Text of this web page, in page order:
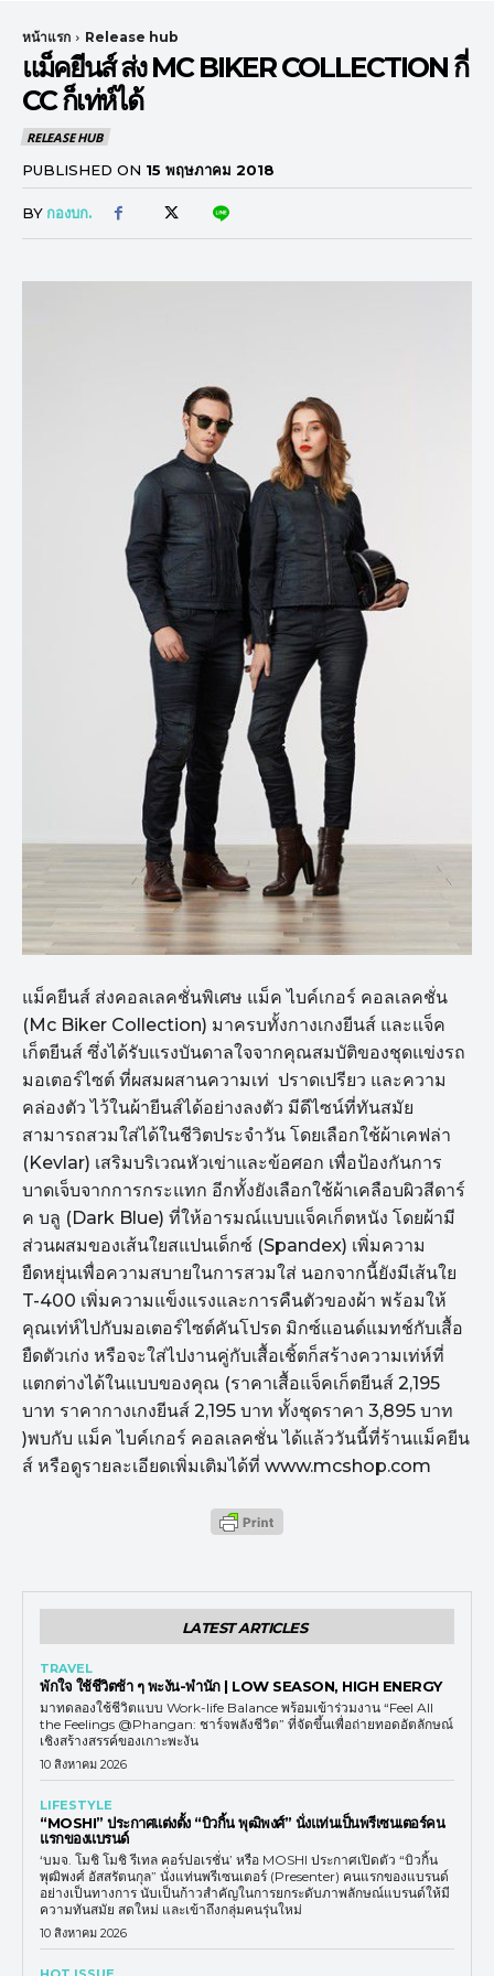
หน้าแรก Release hub
แม็คยีนส์ ส่ง MC BIKER COLLECTION กี่
CC ก็เท่ห์ได้
RELEASE HUB
PUBLISHED ON 15 พฤษภาคม 2018
BY กองบก.
แม็คยีนส์ ส่งคอลเลคชั่นพิเศษ แม็ค ไบค์เกอร์ คอลเลคชั่น
(Mc Biker Collection) มาครบทั้งกางเกงยีนส์ และแจ็ค
เก็ตยีนส์ ซึ่งได้รับแรงบันดาลใจจากคุณสมบัติของชุดแข่งรถ
มอเตอร์ไซต์ ที่ผสมผสานความเท่ ปราดเปรียว และความ
คล่องตัว ไว้ในผ้ายีนส์ได้อย่างลงตัว มีดีไซน์ที่ทันสมัย
สามารถสวมใส่ได้ในชีวิตประจำวัน โดยเลือกใช้ผ้าเคฟล่า
(Kevlar) เสริมบริเวณหัวเข่าและข้อศอก เพื่อป้องกันการ
บาดเจ็บจากการกระแทก อีกทั้งยังเลือกใช้ผ้าเคลือบผิวสีดาร์
ค บลู (Dark Blue) ที่ให้อารมณ์แบบแจ็คเก็ตหนัง โดยผ้ามี
ส่วนผสมของเส้นใยสแปนเด็กซ์ (Spandex) เพิ่มความ
ยืดหยุ่นเพื่อความสบายในการสวมใส่ นอกจากนี้ยังมีเส้นใย
T-400 เพิ่มความแข็งแรงและการคืนตัวของผ้า พร้อมให้
คุณเท่ห์ไปกับมอเตอร์ไซต์คันโปรด มิกซ์แอนด์แมทช์กับเสื้อ
ยืดตัวเก่ง หรือจะใส่ไปงานคู่กับเสื้อเชิ้ตก็สร้างความเท่ห์ที่
แตกต่างได้ในแบบของคุณ (ราคาเสื้อแจ็คเก็ตยีนส์ 2,195
บาท ราคากางเกงยีนส์ 2,195 บาท ทั้งชุดราคา 3,895 บาท
)พบกับ แม็ค ไบค์เกอร์ คอลเลคชั่น ได้แล้ววันนี้ที่ร้านแม็คยีน
ส์ หรือดูรายละเอียดเพิ่มเติมได้ที่ www.mcshop.com
LATEST ARTICLES
TRAVEL
พักใจ ใช้ชีวิตช้า ๆ พะงัน-พำนัก | LOW SEASON, HIGH ENERGY
มาทดลองใช้ชีวิตแบบ Work-life Balance พร้อมเข้าร่วมงาน “Feel All
the Feelings @Phangan: ชาร์จพลังชีวิต” ที่จัดขึ้นเพื่อถ่ายทอดอัตลักษณ์
เชิงสร้างสรรค์ของเกาะพะงัน
10 สิงหาคม 2026
LIFESTYLE
“MOSHI” ประกาศแต่งตั้ง “บิวกิ้น พุฒิพงศ์” นั่งแท่นเป็นพรีเซนเตอร์คน
แรกของแบรนด์
‘บมจ. โมชิ โมชิ รีเทล คอร์ปอเรชั่น’ หรือ MOSHI ประกาศเปิดตัว “บิวกิ้น
พุฒิพงศ์ อัสสรัตนกุล” นั่งแท่นพรีเซนเตอร์ (Presenter) คนแรกของแบรนด์
อย่างเป็นทางการ นับเป็นก้าวสำคัญในการยกระดับภาพลักษณ์แบรนด์ให้มี
ความทันสมัย สดใหม่ และเข้าถึงกลุ่มคนรุ่นใหม่
10 สิงหาคม 2026